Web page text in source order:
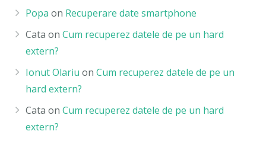
Popa on Recuperare date smartphone
Cata onCum recuperez datele de pe un hard
extern?
Ionut Olariu onCum recuperez datele de pe un
hard extern?
Cata onCum recuperez datele de pe un hard
extern?